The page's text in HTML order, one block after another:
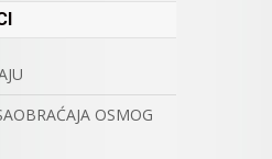
OSMOG